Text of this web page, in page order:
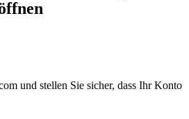
und stellen Sie sicher, dass Ihr Konto